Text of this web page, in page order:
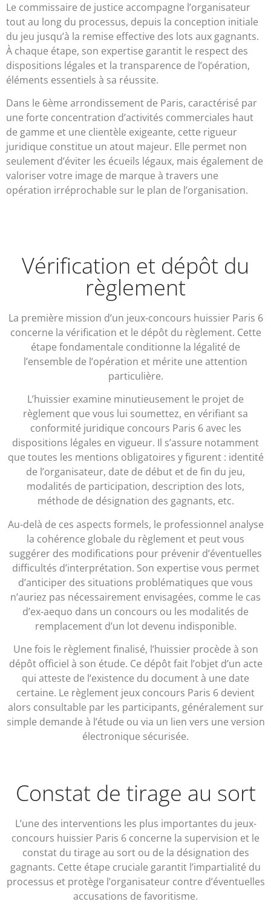
Le commissaire de justice accompagne l’organisateur
tout au long du processus, depuis la conception initiale
du jeu jusqu’à la remise effective des lots aux gagnants.
À chaque étape, son expertise garantit le respect des
dispositions légales et la transparence de l’opération,
éléments essentiels à sa réussite.
Dans le 6ème arrondissement de Paris, caractérisé par
une forte concentration d’activités commerciales haut
de gamme et une clientèle exigeante, cette rigueur
juridique constitue un atout majeur. Elle permet non
seulement d’éviter les écueils légaux, mais également de
valoriser votre image de marque à travers une
opération irréprochable sur le plan de l’organisation.
Vérification et dépôt du
règlement
La première mission d’un jeux-concours huissier Paris 6
concerne la vérification et le dépôt du règlement. Cette
étape fondamentale conditionne la légalité de
l’ensemble de l’opération et mérite une attention
particulière.
L’huissier examine minutieusement le projet de
règlement que vous lui soumettez, en vérifiant sa
conformité juridique concours Paris 6 avec les
dispositions légales en vigueur. Il s’assure notamment
que toutes les mentions obligatoires y figurent : identité
de l’organisateur, date de début et de fin du jeu,
modalités de participation, description des lots,
méthode de désignation des gagnants, etc.
Au-delà de ces aspects formels, le professionnel analyse
la cohérence globale du règlement et peut vous
suggérer des modifications pour prévenir d’éventuelles
difficultés d’interprétation. Son expertise vous permet
d’anticiper des situations problématiques que vous
n’auriez pas nécessairement envisagées, comme le cas
d’ex-aequo dans un concours ou les modalités de
remplacement d’un lot devenu indisponible.
Une fois le règlement finalisé, l’huissier procède à son
dépôt officiel à son étude. Ce dépôt fait l’objet d’un acte
qui atteste de l’existence du document à une date
certaine. Le règlement jeux concours Paris 6 devient
alors consultable par les participants, généralement sur
simple demande à l’étude ou via un lien vers une version
électronique sécurisée.
Constat de tirage au sort
L’une des interventions les plus importantes du jeux-
concours huissier Paris 6 concerne la supervision et le
constat du tirage au sort ou de la désignation des
gagnants. Cette étape cruciale garantit l’impartialité du
processus et protège l’organisateur contre d’éventuelles
accusations de favoritisme.